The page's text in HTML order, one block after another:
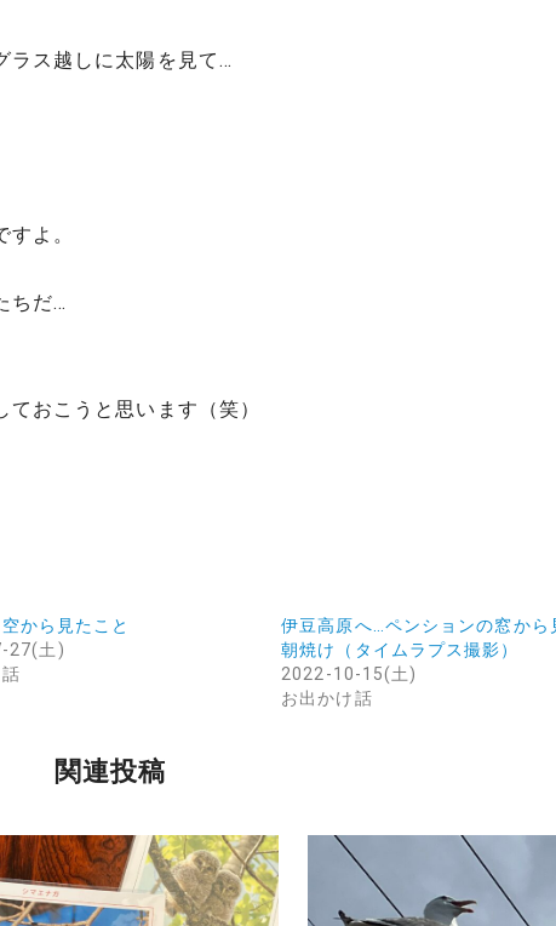
ラス越しに太陽を見て…
よ。
ちだ…
おこうと思います（笑）
から見たこと
27(土)
伊豆高原へ…ペンションの窓から
朝焼け（タイムラプス撮影）
2022-10-15(土)
お出かけ話
関連投稿